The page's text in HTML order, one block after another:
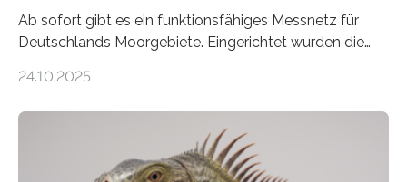
Ab sofort gibt es ein funktionsfähiges Messnetz für
Deutschlands Moorgebiete. Eingerichtet wurden die
vergangenen fünf Jahren von Wissenschaftlerinnen
heutigen Donnerstag übergeben sie ihren Bericht zur
Aufbauphase an den Auftraggeber, das
Bundesministerium für Landwirtschaft, Ernährung und
24.10.2025